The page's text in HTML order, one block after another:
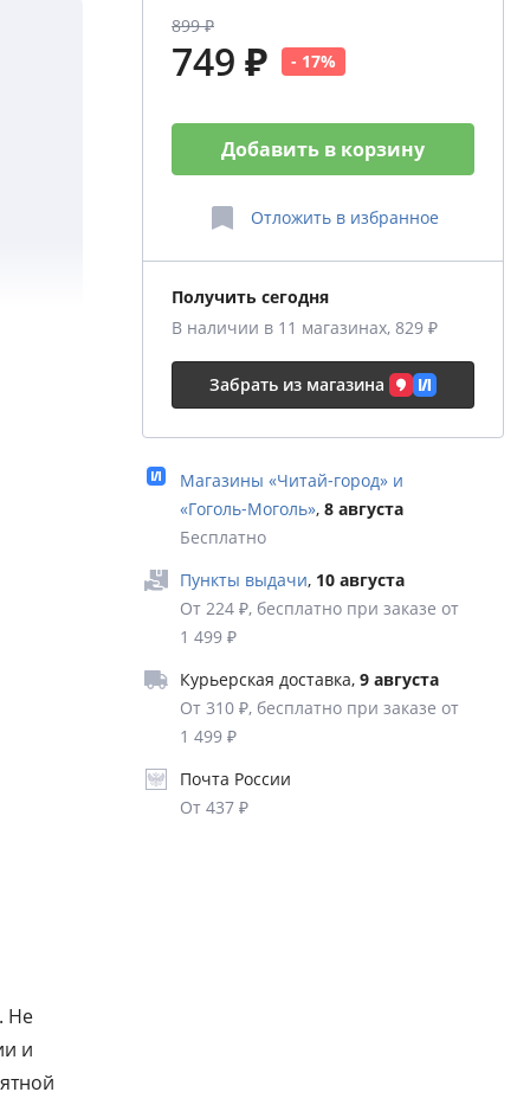
Не
и
899 ₽
749 ₽ - 17%
Добавить в корзину
Отложить в избранное
Получить сегодня
В наличии в 11 магазинах, 829 ₽
Забрать из магазина
Магазины «Читай‑город» и
«Гоголь‑Моголь», 8 августа
Бесплатно
Пункты выдачи, 10 августа
От 224 ₽, бесплатно при заказе от
1 499 ₽
Курьерская доставка, 9 августа
От 310 ₽, бесплатно при заказе от
1 499 ₽
Почта России
От 437 ₽